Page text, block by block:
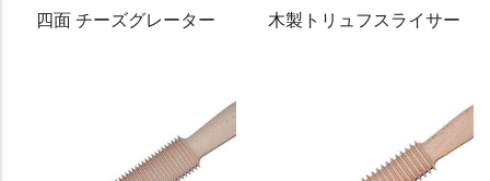
四面 チーズグレーター 木製トリュフスライサー